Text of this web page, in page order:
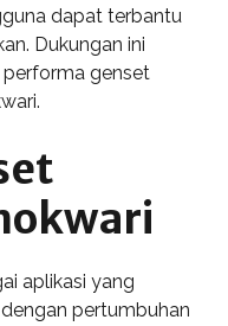
dapat terbantu
Dukungan ini
genset
aplikasi yang
pertumbuhan